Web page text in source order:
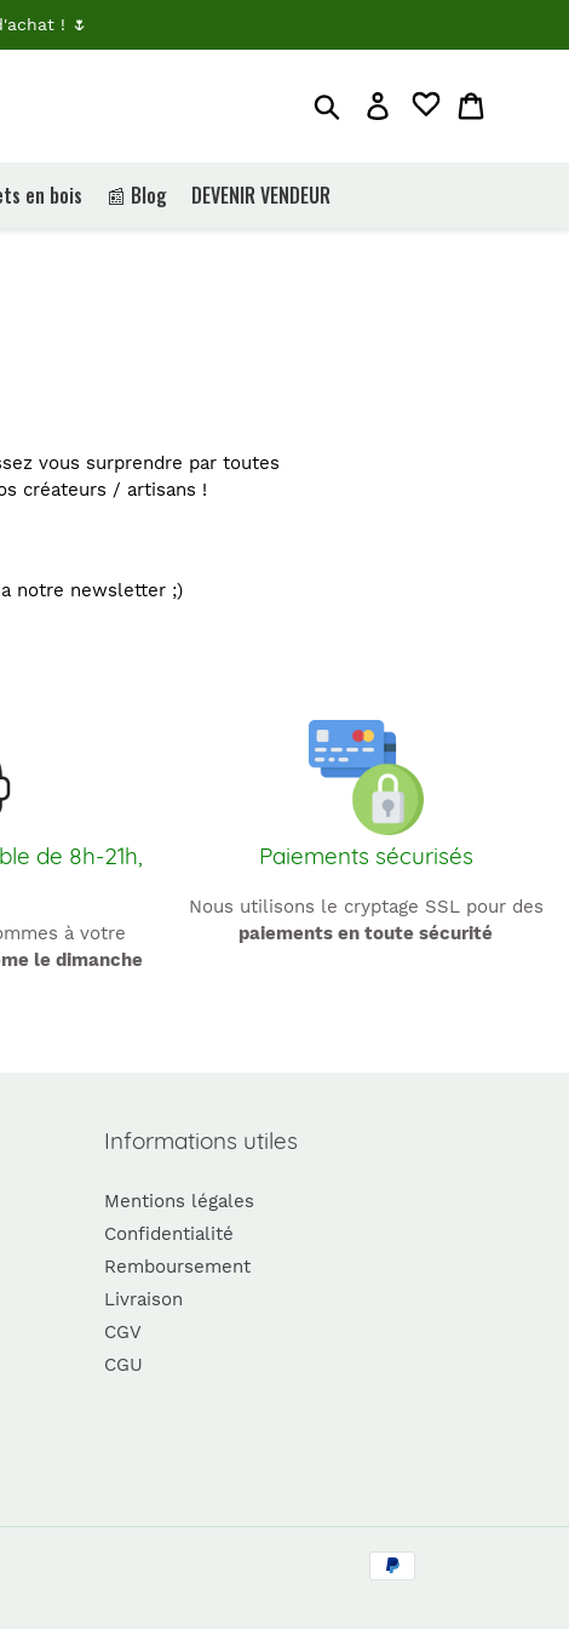
! 🌷
RechercherJe me connecte
en bois 📰 Blog DEVENIR VENDEUR
vous surprendre par toutes
créateurs / artisans !
notre newsletter ;)
de 8h-21h,
à votre
le dimanche
Paiements sécurisés
Nous utilisons le cryptage SSL pour des
paiements en toute sécurité
Informations utiles
Mentions légales
Confidentialité
Remboursement
Livraison
CGV
CGU